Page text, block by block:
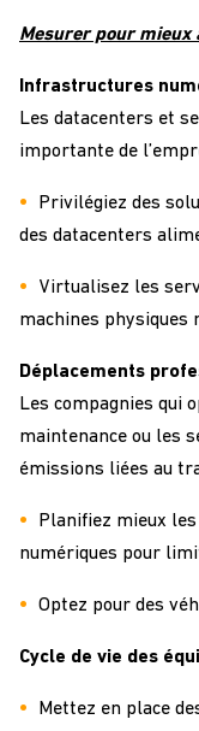
Mesurer pour mieux
Infrastructures
Les datacenters et
importante de
Privilégiez des
des datacenters
Virtualisez les
machines physiques
Déplacements
Les compagnies qui
maintenance ou les
émissions liées au
Planifiez mieux
numériques pour
Optez pour des
Cycle de vie des
Mettez en place